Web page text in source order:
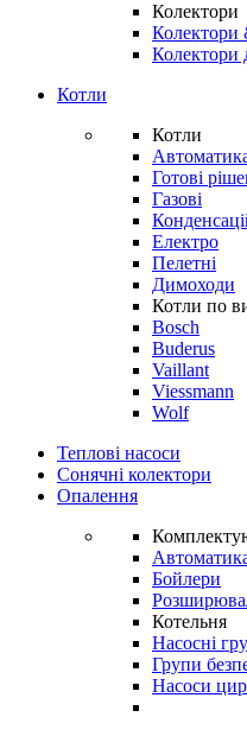
Колектори
Колектори
Котли
Котли
Готові
Газові
Електро
Пелетні
Димоходи
Котли по
Bosch
Buderus
Vaillant
Viessmann
Wolf
Теплові насоси
Сонячні колектори
Опалення
Бойлери
Котельня
Насосні
Групи
Насоси